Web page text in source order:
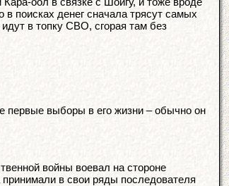
поисках денег сначала трясут самых
в топку СВО, сгорая там без
первые выборы в его жизни – обычно он
войны воевал на стороне
принимали в свои ряды последователя